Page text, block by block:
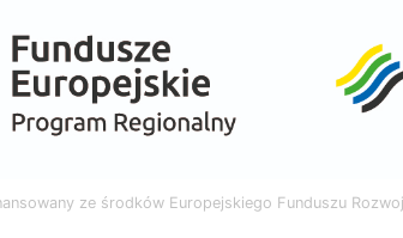
ze środków Europejskiego Funduszu